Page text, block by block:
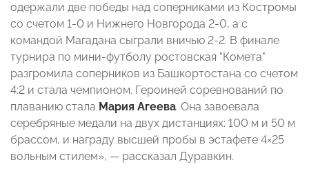
одержали две победы над соперниками из Костромы
со счетом 1-0 и Нижнего Новгорода 2-0, а с
командой Магадана сыграли вничью 2-2. В финале
турнира по мини-футболу ростовская "Комета"
разгромила соперников из Башкортостана со счетом
4:2 и стала чемпионом. Героиней соревнований по
плаванию стала Мария Агеева. Она завоевала
серебряные медали на двух дистанциях: 100 м и 50 м
брассом, и награду высшей пробы в эстафете 4×25
вольным стилем», — рассказал Дуравкин.